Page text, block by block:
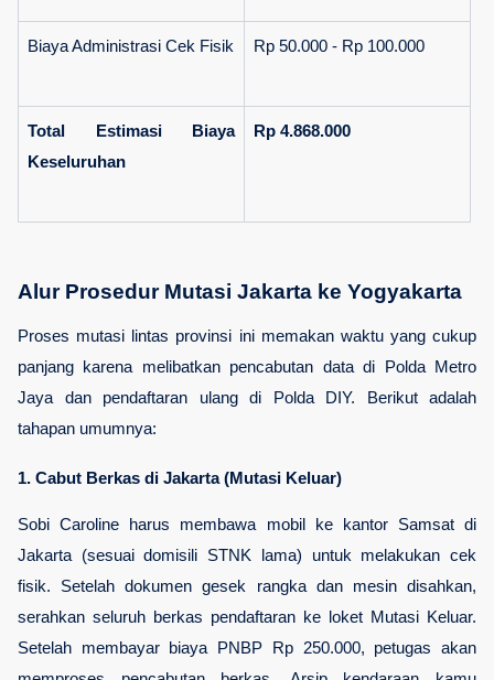
Biaya Administrasi Cek Fisik Rp 50.000 - Rp 100.000
Total Estimasi Biaya
Keseluruhan
Rp 4.868.000
Alur Prosedur Mutasi Jakarta ke Yogyakarta
Proses mutasi lintas provinsi ini memakan waktu yang cukup
panjang karena melibatkan pencabutan data di Polda Metro
Jaya dan pendaftaran ulang di Polda DIY. Berikut adalah
tahapan umumnya:
1. Cabut Berkas di Jakarta (Mutasi Keluar)
Sobi Caroline harus membawa mobil ke kantor Samsat di
Jakarta (sesuai domisili STNK lama) untuk melakukan cek
fisik. Setelah dokumen gesek rangka dan mesin disahkan,
serahkan seluruh berkas pendaftaran ke loket Mutasi Keluar.
Setelah membayar biaya PNBP Rp 250.000, petugas akan